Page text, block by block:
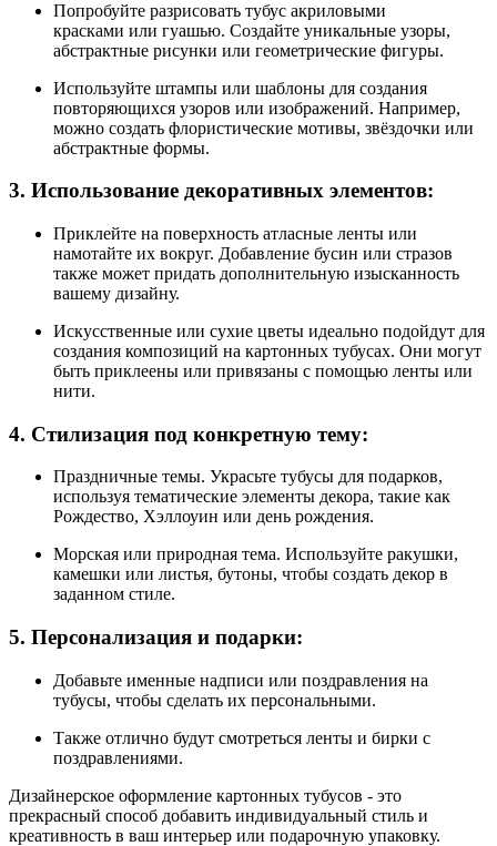
Попробуйте разрисовать тубус акриловыми
красками или гуашью. Создайте уникальные узоры,
абстрактные рисунки или геометрические фигуры.
Используйте штампы или шаблоны для создания
повторяющихся узоров или изображений. Например,
можно создать флористические мотивы, звёздочки или
абстрактные формы.
3. Использование декоративных элементов:
Приклейте на поверхность атласные ленты или
намотайте их вокруг. Добавление бусин или стразов
также может придать дополнительную изысканность
вашему дизайну.
Искусственные или сухие цветы идеально подойдут для
создания композиций на картонных тубусах. Они могут
быть приклеены или привязаны с помощью ленты или
нити.
4. Стилизация под конкретную тему:
Праздничные темы. Украсьте тубусы для подарков,
используя тематические элементы декора, такие как
Рождество, Хэллоуин или день рождения.
Морская или природная тема. Используйте ракушки,
камешки или листья, бутоны, чтобы создать декор в
заданном стиле.
5. Персонализация и подарки:
Добавьте именные надписи или поздравления на
тубусы, чтобы сделать их персональными.
Также отлично будут смотреться ленты и бирки с
поздравлениями.
Дизайнерское оформление картонных тубусов - это
прекрасный способ добавить индивидуальный стиль и
креативность в ваш интерьер или подарочную упаковку.